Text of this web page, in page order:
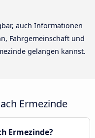
auch Informationen
Fahrgemeinschaft und
gelangen kannst.
Ermezinde
Ermezinde?